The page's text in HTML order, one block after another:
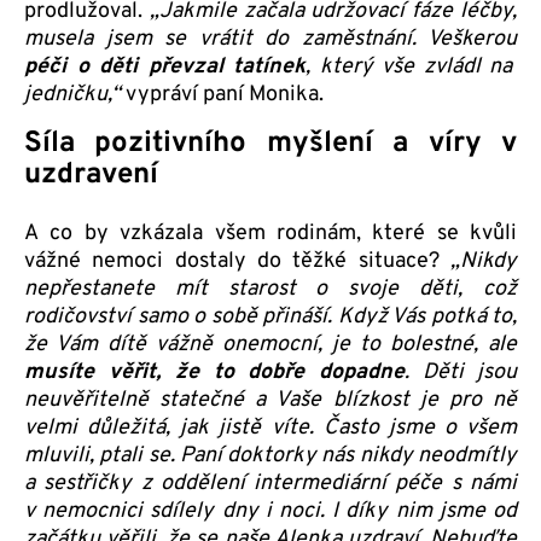
prodlužoval. „Jakmile začala udržovací fáze léčby,
musela jsem se vrátit do zaměstnání. Veškerou
péči o děti převzal tatínek, který vše zvládl na
jedničku,“vypráví paní Monika.
Síla pozitivního myšlení a víry v
uzdravení
A co by vzkázala všem rodinám, které se kvůli
vážné nemoci dostaly do těžké situace? „Nikdy
nepřestanete mít starost o svoje děti, což
rodičovství samo o sobě přináší. Když Vás potká to,
že Vám dítě vážně onemocní, je to bolestné, ale
musíte věřit, že to dobře dopadne. Děti jsou
neuvěřitelně statečné a Vaše blízkost je pro ně
velmi důležitá, jak jistě víte. Často jsme o všem
mluvili, ptali se. Paní doktorky nás nikdy neodmítly
a sestřičky z oddělení intermediární péče s námi
v nemocnici sdílely dny i noci. I díky nim jsme od